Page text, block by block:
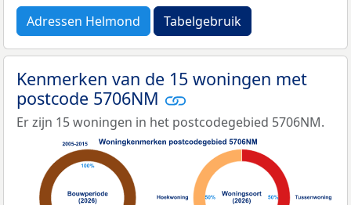
Adressen Helmond Tabelgebruik
Kenmerken van de 15 woningen met
postcode 5706NM
Er zijn 15 woningen in het postcodegebied 5706NM.